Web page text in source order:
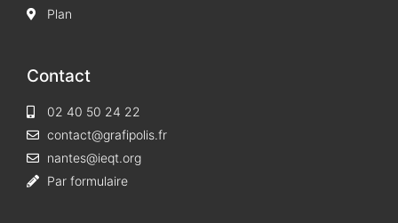
Plan
Contact
02 40 50 24 22
contact@grafipolis.fr
nantes@ieqt.org
Par formulaire